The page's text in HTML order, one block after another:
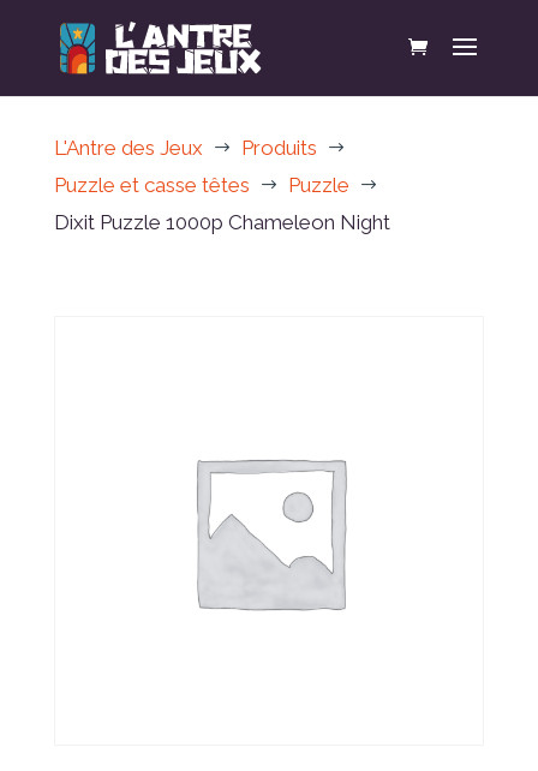
L'Antre des Jeux $ Produits $
Puzzle et casse têtes $ Puzzle $
Dixit Puzzle 1000p Chameleon Night